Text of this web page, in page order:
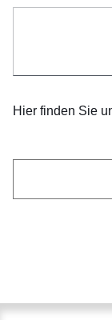
Hier finden Sie